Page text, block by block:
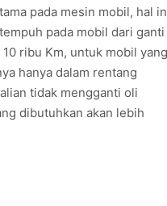
pada mesin mobil, hal
pada mobil dari ganti
ribu Km, untuk mobil yang
hanya dalam rentang
tidak mengganti oli
dibutuhkan akan lebih